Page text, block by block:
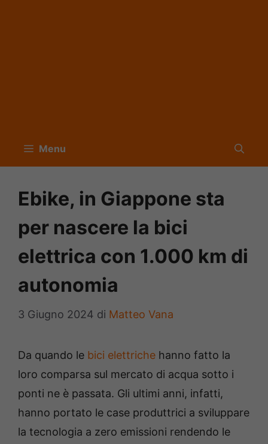
Menu
Ebike, in Giappone sta
per nascere la bici
elettrica con 1.000 km di
autonomia
3 Giugno 2024 di Matteo Vana
Da quando le bici elettriche hanno fatto la
loro comparsa sul mercato di acqua sotto i
ponti ne è passata. Gli ultimi anni, infatti,
hanno portato le case produttrici a sviluppare
la tecnologia a zero emissioni rendendo le